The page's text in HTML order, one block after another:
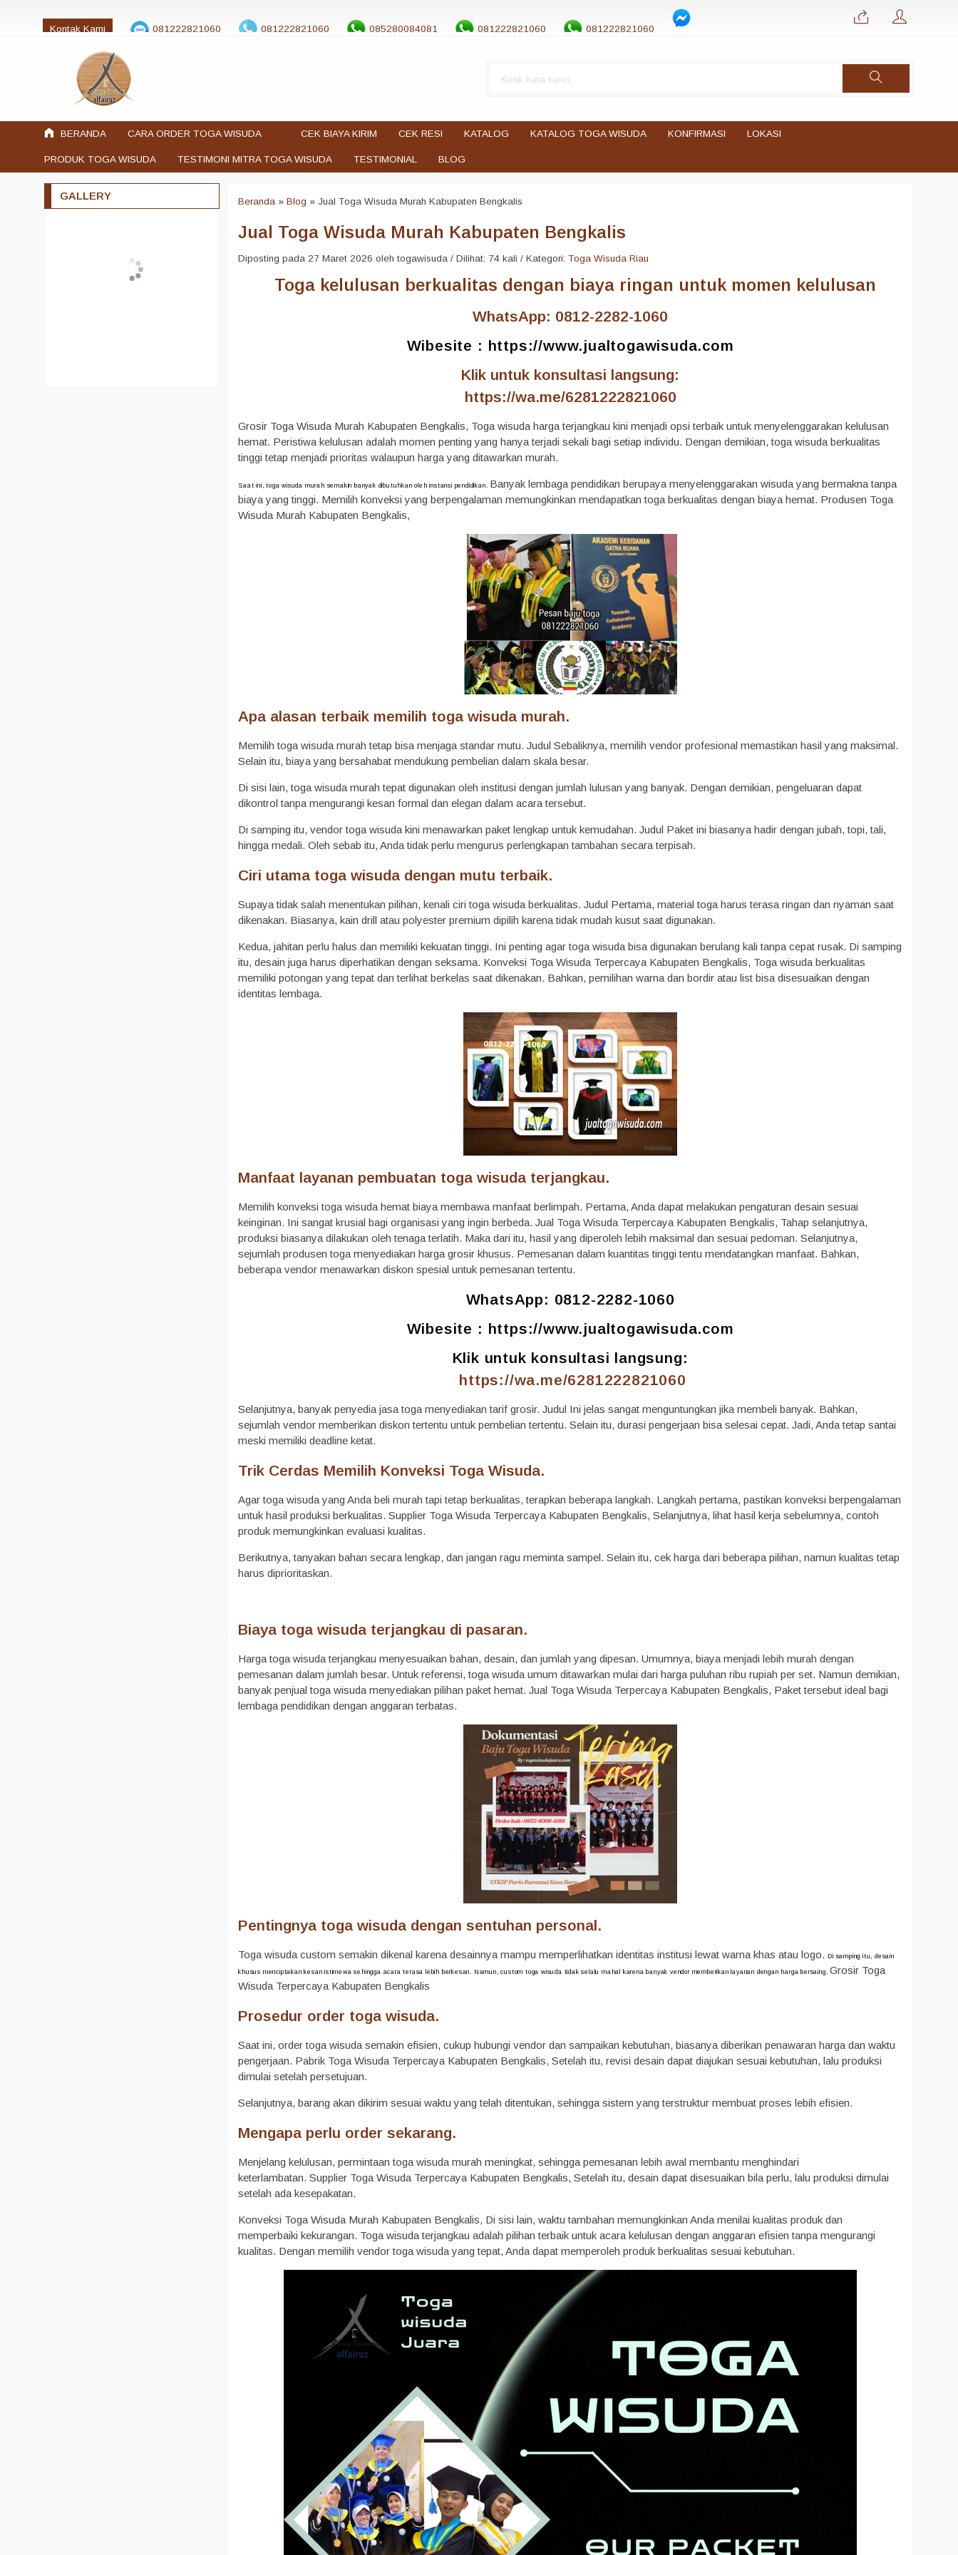
Kontak Kami 081222821060 081222821060 085280084081 081222821060 081222821060
jualtogawisuda@gmail.com
BERANDA CARA ORDER TOGA WISUDA CEK BIAYA KIRIM CEK RESI KATALOG KATALOG TOGA WISUDA KONFIRMASI LOKASI
PRODUK TOGA WISUDA TESTIMONI MITRA TOGA WISUDA TESTIMONIAL BLOG
Beranda »Blog »Jual Toga Wisuda Murah Kabupaten Bengkalis
Jual Toga Wisuda Murah Kabupaten Bengkalis
Diposting pada 27 Maret 2026 oleh togawisuda / Dilihat: 74 kali / Kategori:Toga Wisuda Riau
Toga kelulusan berkualitas dengan biaya ringan untuk momen kelulusan
WhatsApp: 0812-2282-1060
Wibesite : https://www.jualtogawisuda.com
Klik untuk konsultasi langsung:
https://wa.me/6281222821060
Grosir Toga Wisuda Murah Kabupaten Bengkalis, Toga wisuda harga terjangkau kini menjadi opsi terbaik untuk menyelenggarakan kelulusan
hemat. Peristiwa kelulusan adalah momen penting yang hanya terjadi sekali bagi setiap individu. Dengan demikian, toga wisuda berkualitas
tinggi tetap menjadi prioritas walaupun harga yang ditawarkan murah.
Saat ini, toga wisuda murah semakin banyak dibutuhkan oleh instansi pendidikan. Banyak lembaga pendidikan berupaya menyelenggarakan wisuda yang bermakna tanpa
biaya yang tinggi. Memilih konveksi yang berpengalaman memungkinkan mendapatkan toga berkualitas dengan biaya hemat. Produsen Toga
Wisuda Murah Kabupaten Bengkalis,
Apa alasan terbaik memilih toga wisuda murah.
Memilih toga wisuda murah tetap bisa menjaga standar mutu. Judul Sebaliknya, memilih vendor profesional memastikan hasil yang maksimal.
Selain itu, biaya yang bersahabat mendukung pembelian dalam skala besar.
Di sisi lain, toga wisuda murah tepat digunakan oleh institusi dengan jumlah lulusan yang banyak. Dengan demikian, pengeluaran dapat
dikontrol tanpa mengurangi kesan formal dan elegan dalam acara tersebut.
Di samping itu, vendor toga wisuda kini menawarkan paket lengkap untuk kemudahan. Judul Paket ini biasanya hadir dengan jubah, topi, tali,
hingga medali. Oleh sebab itu, Anda tidak perlu mengurus perlengkapan tambahan secara terpisah.
Ciri utama toga wisuda dengan mutu terbaik.
Supaya tidak salah menentukan pilihan, kenali ciri toga wisuda berkualitas. Judul Pertama, material toga harus terasa ringan dan nyaman saat
dikenakan. Biasanya, kain drill atau polyester premium dipilih karena tidak mudah kusut saat digunakan.
Kedua, jahitan perlu halus dan memiliki kekuatan tinggi. Ini penting agar toga wisuda bisa digunakan berulang kali tanpa cepat rusak. Di samping
itu, desain juga harus diperhatikan dengan seksama. Konveksi Toga Wisuda Terpercaya Kabupaten Bengkalis, Toga wisuda berkualitas
memiliki potongan yang tepat dan terlihat berkelas saat dikenakan. Bahkan, pemilihan warna dan bordir atau list bisa disesuaikan dengan
identitas lembaga.
Manfaat layanan pembuatan toga wisuda terjangkau.
Memilih konveksi toga wisuda hemat biaya membawa manfaat berlimpah. Pertama, Anda dapat melakukan pengaturan desain sesuai
keinginan. Ini sangat krusial bagi organisasi yang ingin berbeda. Jual Toga Wisuda Terpercaya Kabupaten Bengkalis, Tahap selanjutnya,
produksi biasanya dilakukan oleh tenaga terlatih. Maka dari itu, hasil yang diperoleh lebih maksimal dan sesuai pedoman. Selanjutnya,
sejumlah produsen toga menyediakan harga grosir khusus. Pemesanan dalam kuantitas tinggi tentu mendatangkan manfaat. Bahkan,
beberapa vendor menawarkan diskon spesial untuk pemesanan tertentu.
WhatsApp: 0812-2282-1060
Wibesite : https://www.jualtogawisuda.com
Klik untuk konsultasi langsung:
https://wa.me/6281222821060
Selanjutnya, banyak penyedia jasa toga menyediakan tarif grosir. Judul Ini jelas sangat menguntungkan jika membeli banyak. Bahkan,
sejumlah vendor memberikan diskon tertentu untuk pembelian tertentu. Selain itu, durasi pengerjaan bisa selesai cepat. Jadi, Anda tetap santai
meski memiliki deadline ketat.
Trik Cerdas Memilih Konveksi Toga Wisuda.
Agar toga wisuda yang Anda beli murah tapi tetap berkualitas, terapkan beberapa langkah. Langkah pertama, pastikan konveksi berpengalaman
untuk hasil produksi berkualitas. Supplier Toga Wisuda Terpercaya Kabupaten Bengkalis, Selanjutnya, lihat hasil kerja sebelumnya, contoh
produk memungkinkan evaluasi kualitas.
Berikutnya, tanyakan bahan secara lengkap, dan jangan ragu meminta sampel. Selain itu, cek harga dari beberapa pilihan, namun kualitas tetap
harus diprioritaskan.
Biaya toga wisuda terjangkau di pasaran.
Harga toga wisuda terjangkau menyesuaikan bahan, desain, dan jumlah yang dipesan. Umumnya, biaya menjadi lebih murah dengan
pemesanan dalam jumlah besar. Untuk referensi, toga wisuda umum ditawarkan mulai dari harga puluhan ribu rupiah per set. Namun demikian,
banyak penjual toga wisuda menyediakan pilihan paket hemat. Jual Toga Wisuda Terpercaya Kabupaten Bengkalis, Paket tersebut ideal bagi
lembaga pendidikan dengan anggaran terbatas.
Pentingnya toga wisuda dengan sentuhan personal.
Toga wisuda custom semakin dikenal karena desainnya mampu memperlihatkan identitas institusi lewat warna khas atau logo. Di samping itu, desain
khusus menciptakan kesan istimewa sehingga acara terasa lebih berkesan. Namun, custom toga wisuda tidak selalu mahal karena banyak vendor memberikan layanan dengan harga bersaing.Grosir Toga
Wisuda Terpercaya Kabupaten Bengkalis
Prosedur order toga wisuda.
Saat ini, order toga wisuda semakin efisien, cukup hubungi vendor dan sampaikan kebutuhan, biasanya diberikan penawaran harga dan waktu
pengerjaan. Pabrik Toga Wisuda Terpercaya Kabupaten Bengkalis, Setelah itu, revisi desain dapat diajukan sesuai kebutuhan, lalu produksi
dimulai setelah persetujuan.
Selanjutnya, barang akan dikirim sesuai waktu yang telah ditentukan, sehingga sistem yang terstruktur membuat proses lebih efisien.
Mengapa perlu order sekarang.
Menjelang kelulusan, permintaan toga wisuda murah meningkat, sehingga pemesanan lebih awal membantu menghindari
keterlambatan. Supplier Toga Wisuda Terpercaya Kabupaten Bengkalis, Setelah itu, desain dapat disesuaikan bila perlu, lalu produksi dimulai
setelah ada kesepakatan.
Konveksi Toga Wisuda Murah Kabupaten Bengkalis, Di sisi lain, waktu tambahan memungkinkan Anda menilai kualitas produk dan
memperbaiki kekurangan. Toga wisuda terjangkau adalah pilihan terbaik untuk acara kelulusan dengan anggaran efisien tanpa mengurangi
kualitas. Dengan memilih vendor toga wisuda yang tepat, Anda dapat memperoleh produk berkualitas sesuai kebutuhan.
GALLERY